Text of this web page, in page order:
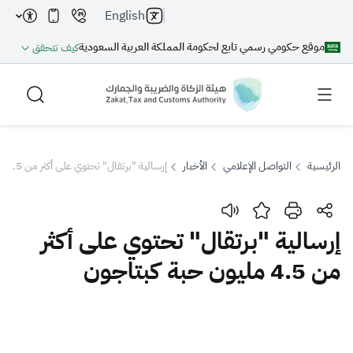
موقع حكومي رسمي تابع لحكومة المملكة العربية السعوديةكيف تتحقق
English
بحث
بحث بحث AI
الرئيسية التواصل الإعلامي الأخبار إرسالية "برتقال" تحتوي على أكثر من 4.5 مليون حبة كبتاجون
إرسالية "برتقال" تحتوي على أكثر
من 4.5 مليون حبة كبتاجون